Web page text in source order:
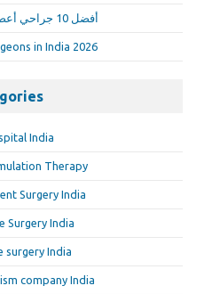
أفضل 10 جراحي أعصاب في الهند 2026
in India 2026
India
Therapy
Surgery India
Surgery India
surgery India
company India